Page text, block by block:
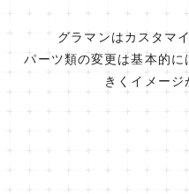
グラマンはカスタマ
パーツ類の変更は基本的
きくイメージ